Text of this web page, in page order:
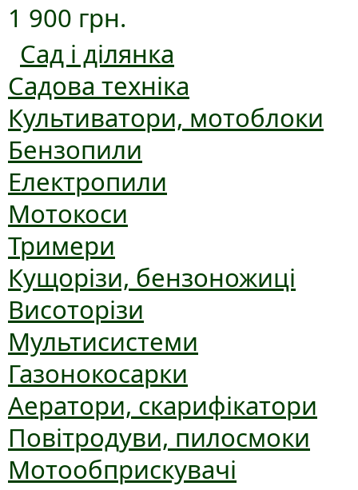
1 900 грн.
Сад і ділянка
Садова техніка
Культиватори, мотоблоки
Бензопили
Електропили
Мотокоси
Тримери
Кущорізи, бензоножиці
Висоторізи
Мультисистеми
Газонокосарки
Аератори, скарифікатори
Повітродуви, пилосмоки
Мотообприскувачі